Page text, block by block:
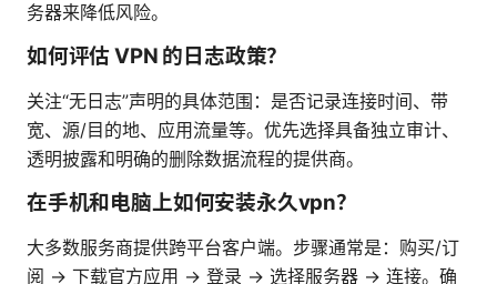
务器来降低风险。
如何评估 VPN 的日志政策？
关注“无日志”声明的具体范围：是否记录连接时间、带
宽、源/目的地、应用流量等。优先选择具备独立审计、
透明披露和明确的删除数据流程的提供商。
在手机和电脑上如何安装永久vpn？
大多数服务商提供跨平台客户端。步骤通常是：购买/订
阅 -> 下载官方应用 -> 登录 -> 选择服务器 -> 连接。确